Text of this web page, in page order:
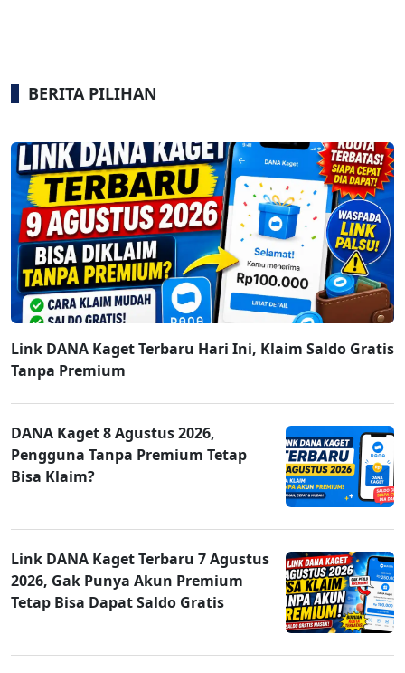
BERITA PILIHAN
Link DANA Kaget Terbaru Hari Ini, Klaim Saldo Gratis
Tanpa Premium
DANA Kaget 8 Agustus 2026,
Pengguna Tanpa Premium Tetap
Bisa Klaim?
Link DANA Kaget Terbaru 7 Agustus
2026, Gak Punya Akun Premium
Tetap Bisa Dapat Saldo Gratis